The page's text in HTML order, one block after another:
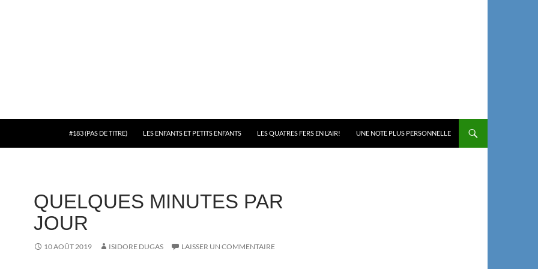
#183 (PAS DE TITRE) LES ENFANTS ET PETITS ENFANTS LES QUATRES FERS EN L’AIR! UNE NOTE PLUS PERSONNELLE
QUELQUES MINUTES PAR
JOUR
10 AOÛT 2019 ISIDORE DUGAS LAISSER UN COMMENTAIRE